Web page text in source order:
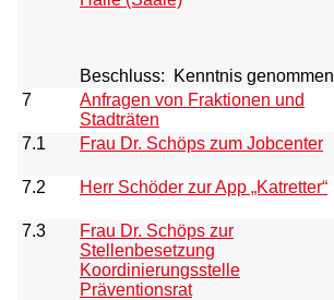
Beschluss:
Kenntnis genommen
7
Anfragen von Fraktionen und
Stadträten
7.1
Frau Dr. Schöps zum Jobcenter
7.2 Herr Schöder zur App „Katretter“
7.3
Frau Dr. Schöps zur
Stellenbesetzung
Koordinierungsstelle
Präventionsrat